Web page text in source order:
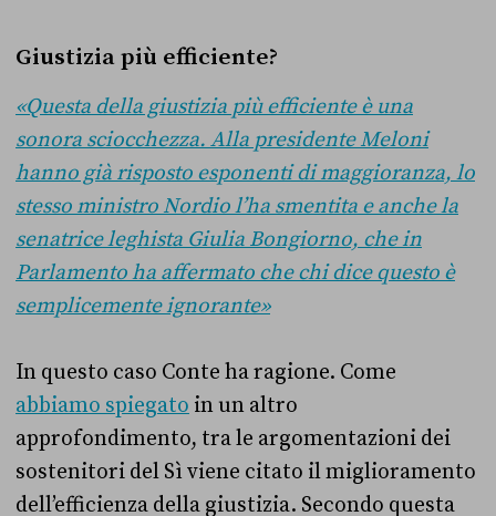
Giustizia più efficiente?
«Questa della giustizia più efficiente è una
sonora sciocchezza. Alla presidente Meloni
hanno già risposto esponenti di maggioranza, lo
stesso ministro Nordio l’ha smentita e anche la
senatrice leghista Giulia Bongiorno, che in
Parlamento ha affermato che chi dice questo è
semplicemente ignorante»
In questo caso Conte ha ragione. Come
abbiamo spiegato in un altro
approfondimento, tra le argomentazioni dei
sostenitori del Sì viene citato il miglioramento
dell’efficienza della giustizia. Secondo questa